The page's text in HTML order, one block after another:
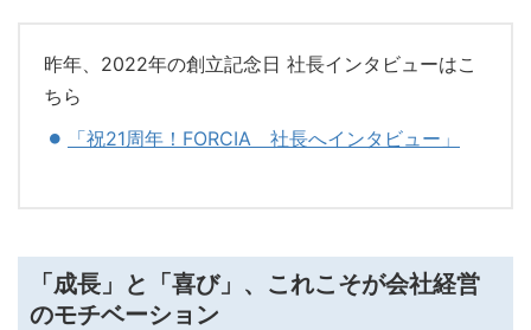
昨年、2022年の創立記念日 社長インタビューはこ
ちら
「祝21周年！FORCIA 社長へインタビュー」
「成長」と「喜び」、これこそが会社経営
のモチベーション